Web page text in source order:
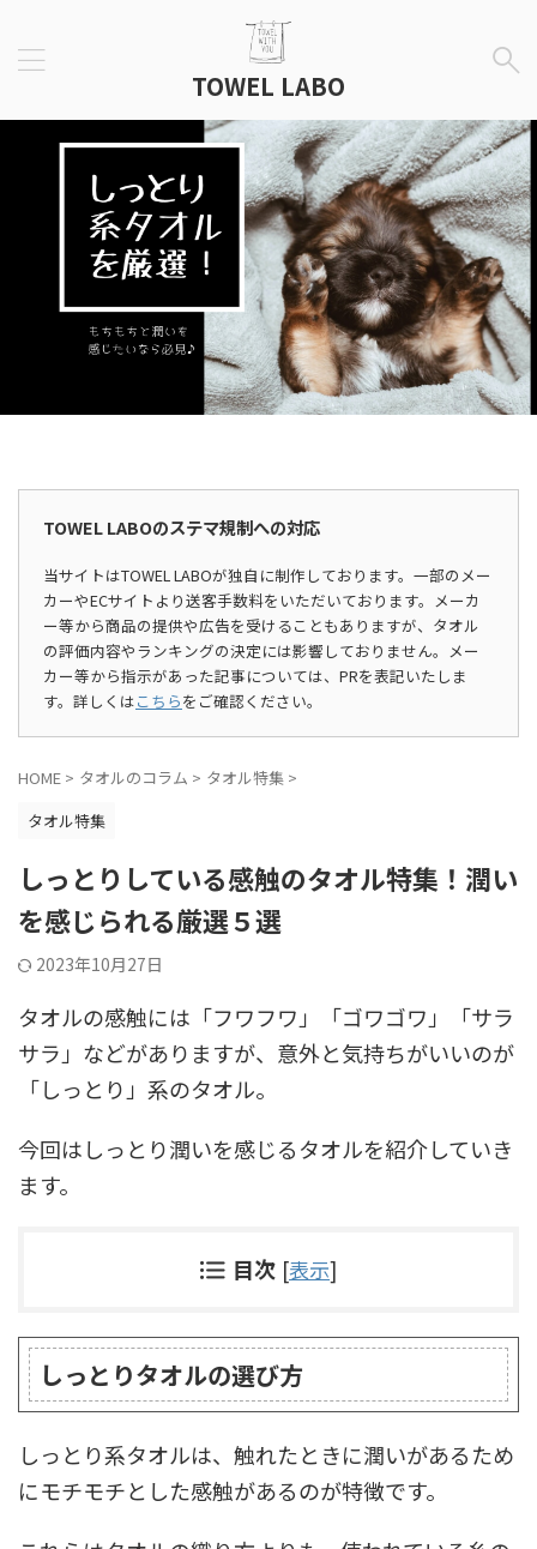
TOWEL LABO
TOWEL LABOのステマ規制への対応
当サイトはTOWEL LABOが独自に制作しております。一部のメー
カーやECサイトより送客手数料をいただいております。メーカ
ー等から商品の提供や広告を受けることもありますが、タオル
の評価内容やランキングの決定には影響しておりません。メー
カー等から指示があった記事については、PRを表記いたしま
す。詳しくはこちらをご確認ください。
HOME > タオルのコラム > タオル特集 >
タオル特集
しっとりしている感触のタオル特集！潤い
を感じられる厳選５選
2023年10月27日
タオルの感触には「フワフワ」「ゴワゴワ」「サラ
サラ」などがありますが、意外と気持ちがいいのが
「しっとり」系のタオル。
今回はしっとり潤いを感じるタオルを紹介していき
ます。
目次 [表示]
しっとりタオルの選び方
しっとり系タオルは、触れたときに潤いがあるため
にモチモチとした感触があるのが特徴です。